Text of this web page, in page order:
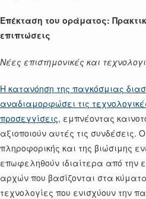
Επέκταση του οράματος:
επιπτώσεις
Νέες επιστημονικές και
Η κατανόηση της παγκόσμιας
αναδιαμορφώσει τις
προσεγγίσεις, εμπνέοντας
αξιοποιούν αυτές τις συνδέσεις.
πληροφορικής και της βιώσιμης
επωφεληθούν ιδιαίτερα από
αρχών που βασίζονται στα
τεχνολογίες που ενισχύουν την